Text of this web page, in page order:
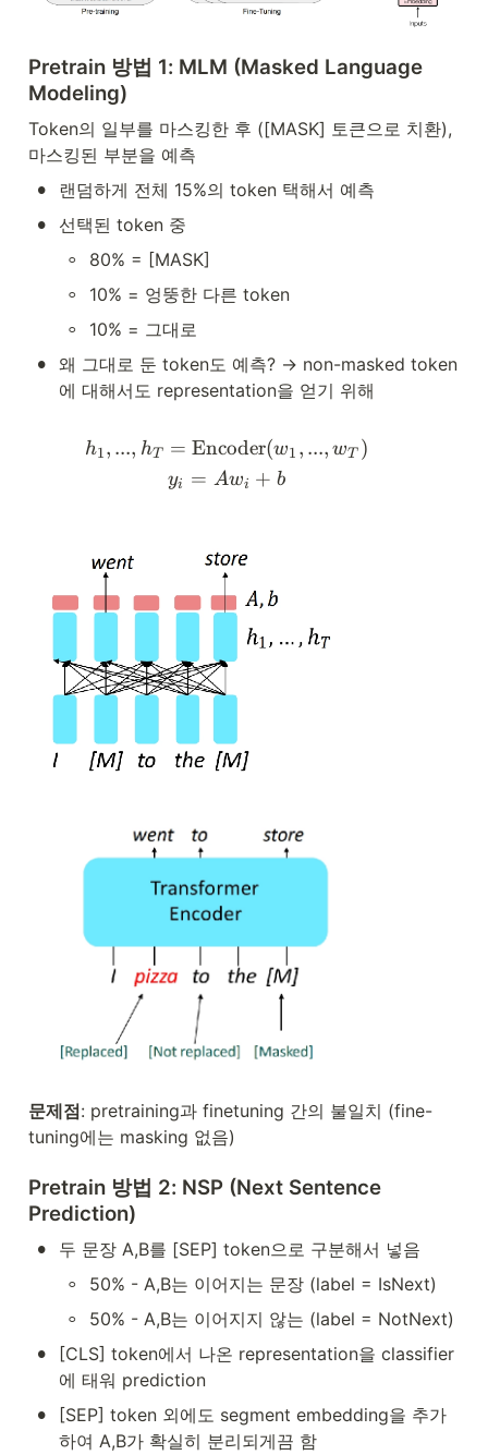
Pretrain 방법 1: MLM (Masked Language
Modeling)
Token의 일부를 마스킹한 후 ([MASK] 토큰으로 치환),
마스킹된 부분을 예측
• 랜덤하게 전체 15%의 token 택해서 예측
• 선택된 token 중
◦ 80% = [MASK]
◦ 10% = 엉뚱한 다른 token
◦ 10% = 그대로
• 왜 그대로 둔 token도 예측? → non-masked token
에 대해서도 representation을 얻기 위해
h1, ..., hT = Encoder(w1 , ..., wT )
yi = Awi + b
문제점: pretraining과 finetuning 간의 불일치 (fine-
tuning에는 masking 없음)
Pretrain 방법 2: NSP (Next Sentence
Prediction)
• 두 문장 A,B를 [SEP] token으로 구분해서 넣음
◦ 50% - A,B는 이어지는 문장 (label = IsNext)
◦ 50% - A,B는 이어지지 않는 (label = NotNext)
•
[CLS] token에서 나온 representation을 classifier
에 태워 prediction
•
[SEP] token 외에도 segment embedding을 추가
하여 A,B가 확실히 분리되게끔 함